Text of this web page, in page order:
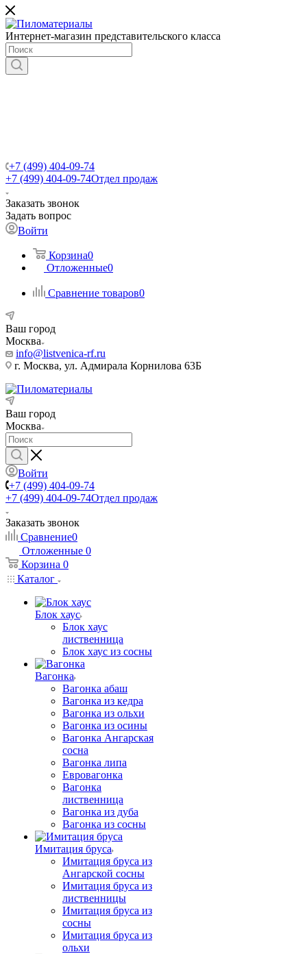
Интернет-магазин представительского класса
+7 (499) 404-09-74
+7 (499) 404-09-74Отдел продаж
Заказать звонок
Задать вопрос
Войти
Корзина0
Отложенные0
Сравнение товаров0
Ваш город
Москва
info@listvenica-rf.ru
г. Москва, ул. Адмирала Корнилова 63Б
Ваш город
Москва
Войти
+7 (499) 404-09-74
+7 (499) 404-09-74Отдел продаж
Заказать звонок
Сравнение0
Отложенные 0
Корзина 0
Каталог
Блок хаус
Блок хаус
лиственница
Блок хаус из сосны
Вагонка
Вагонка абаш
Вагонка из кедра
Вагонка из ольхи
Вагонка из осины
Вагонка Ангарская
сосна
Вагонка липа
Евровагонка
Вагонка
лиственница
Вагонка из дуба
Вагонка из сосны
Имитация бруса
Имитация бруса из
Ангарской сосны
Имитация бруса из
лиственницы
Имитация бруса из
сосны
Имитация бруса из
ольхи